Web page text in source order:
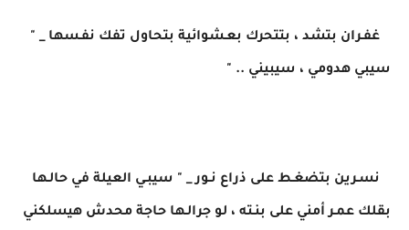
غفـران بتشد ، بتتحرك بعـشوائية بتحاول تفك نفـسها _ "
سيبي هدومي ، سيبيني .. "
نسـرين بتضغـط على ذراع نـور _ " سيبـي العيلة في حالـها
بقلك عمـر أمني على بنـته ، لو جرالـها حاجة محدش هيسلكني